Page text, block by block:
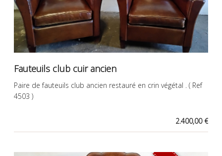
Fauteuils club cuir ancien
Paire de fauteuils club ancien restauré en crin végétal . ( Ref
4503 )
2.400,00 €